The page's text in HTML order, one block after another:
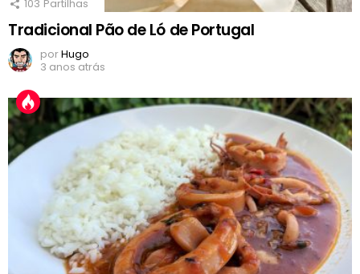
103 Partilhas
Tradicional Pão de Ló de Portugal
porHugo
3 anos atrás